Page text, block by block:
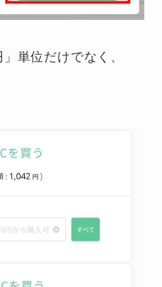
単位だけでなく、